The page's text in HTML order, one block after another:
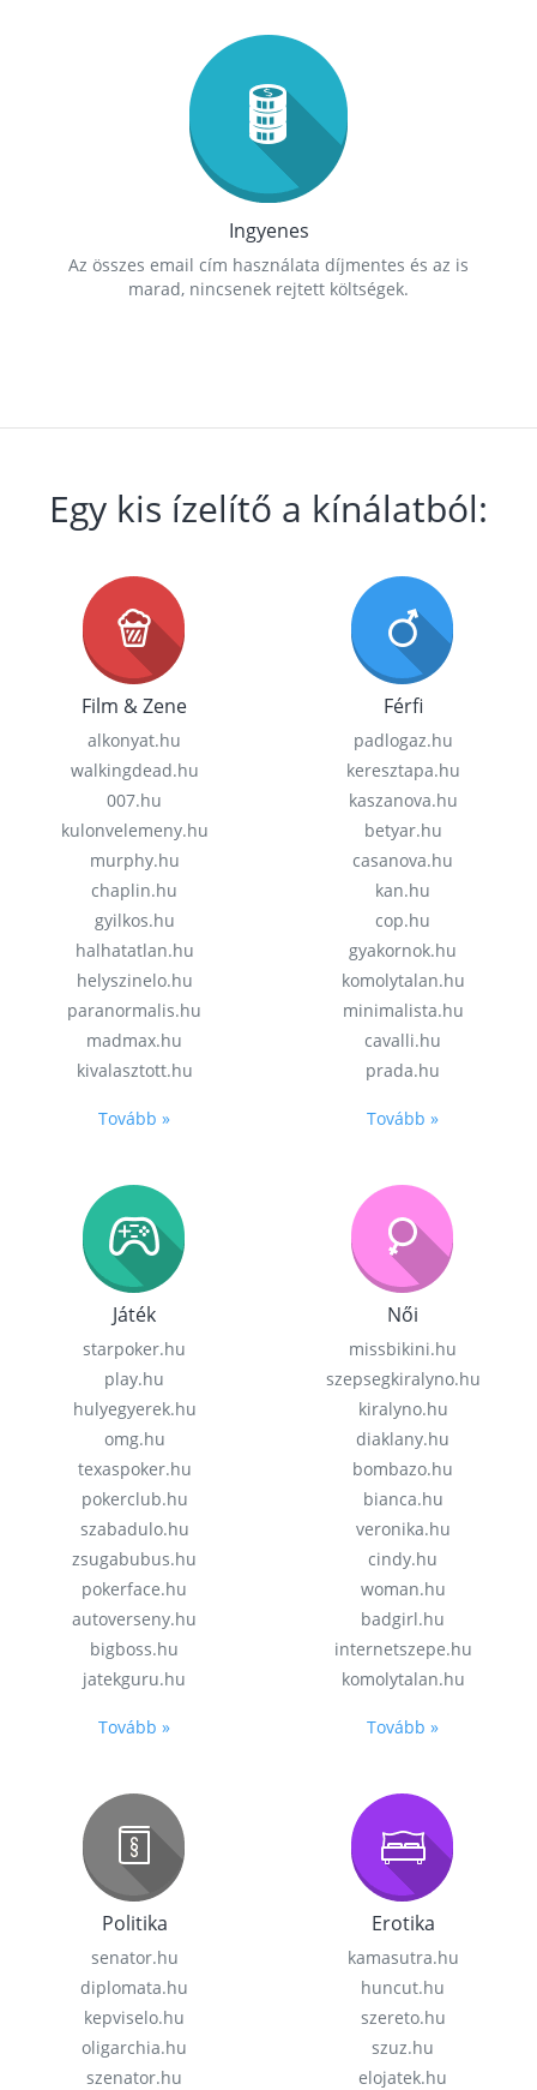
Ingyenes
Az összes email cím használata díjmentes és az is
marad, nincsenek rejtett költségek.
Egy kis ízelítő a kínálatból:
Film & Zene
alkonyat.hu
walkingdead.hu
007.hu
kulonvelemeny.hu
murphy.hu
chaplin.hu
gyilkos.hu
halhatatlan.hu
helyszinelo.hu
paranormalis.hu
madmax.hu
kivalasztott.hu
Tovább »
Férfi
padlogaz.hu
keresztapa.hu
kaszanova.hu
betyar.hu
casanova.hu
kan.hu
cop.hu
gyakornok.hu
komolytalan.hu
minimalista.hu
cavalli.hu
prada.hu
Tovább »
Játék
starpoker.hu
play.hu
hulyegyerek.hu
omg.hu
texaspoker.hu
pokerclub.hu
szabadulo.hu
zsugabubus.hu
pokerface.hu
autoverseny.hu
bigboss.hu
jatekguru.hu
Tovább »
Női
missbikini.hu
szepsegkiralyno.hu
kiralyno.hu
diaklany.hu
bombazo.hu
bianca.hu
veronika.hu
cindy.hu
woman.hu
badgirl.hu
internetszepe.hu
komolytalan.hu
Tovább »
Politika
senator.hu
diplomata.hu
kepviselo.hu
oligarchia.hu
szenator.hu
Erotika
kamasutra.hu
huncut.hu
szereto.hu
szuz.hu
elojatek.hu